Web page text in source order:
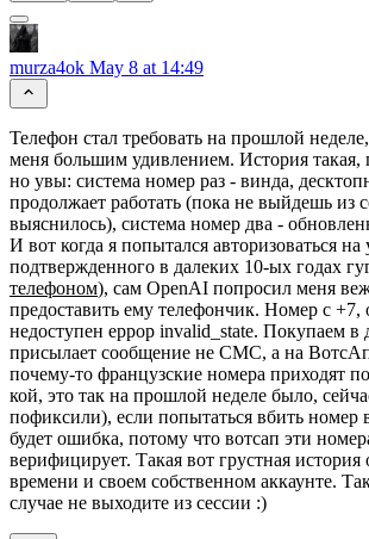
murza4ok May 8 at 14:49
Телефон стал требовать на прошлой
меня большим удивлением. История такая,
но увы: система номер раз - винда,
продолжает работать (пока не выйдешь из
выяснилось), система номер два -
И вот когда я попытался авторизоваться на
подтвержденного в далеких 10-ых годах
телефоном), сам OpenAI попросил меня
предоставить ему телефончик. Номер с +7,
недоступен еррор invalid_state. Покупаем в
присылает сообщение не СМС, а на
почему-то французские номера приходят
кой, это так на прошлой неделе было,
пофиксили), если попытаться вбить номер
будет ошибка, потому что вотсап эти
верифицирует. Такая вот грустная
времени и своем собственном аккаунте.
случае не выходите из сессии :)